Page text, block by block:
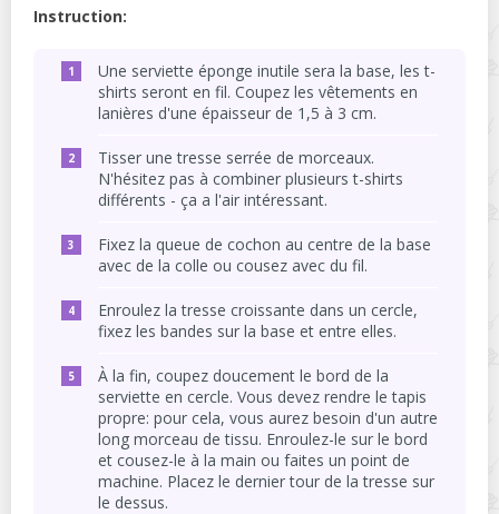
Instruction:
Une serviette éponge inutile sera la base, les t-
shirts seront en fil. Coupez les vêtements en
lanières d'une épaisseur de 1,5 à 3 cm.
Tisser une tresse serrée de morceaux.
N'hésitez pas à combiner plusieurs t-shirts
différents - ça a l'air intéressant.
Fixez la queue de cochon au centre de la base
avec de la colle ou cousez avec du fil.
Enroulez la tresse croissante dans un cercle,
fixez les bandes sur la base et entre elles.
À la fin, coupez doucement le bord de la
serviette en cercle. Vous devez rendre le tapis
propre: pour cela, vous aurez besoin d'un autre
long morceau de tissu. Enroulez-le sur le bord
et cousez-le à la main ou faites un point de
machine. Placez le dernier tour de la tresse sur
le dessus.